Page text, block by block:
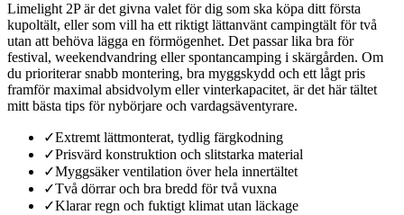
Limelight 2P är det givna valet för dig som ska köpa ditt första
kupoltält, eller som vill ha ett riktigt lättanvänt campingtält för två
utan att behöva lägga en förmögenhet. Det passar lika bra för
festival, weekendvandring eller spontancamping i skärgården. Om
du prioriterar snabb montering, bra myggskydd och ett lågt pris
framför maximal absidvolym eller vinterkapacitet, är det här tältet
mitt bästa tips för nybörjare och vardagsäventyrare.
✓Extremt lättmonterat, tydlig färgkodning
✓Prisvärd konstruktion och slitstarka material
✓Myggsäker ventilation över hela innertältet
✓Två dörrar och bra bredd för två vuxna
✓Klarar regn och fuktigt klimat utan läckage